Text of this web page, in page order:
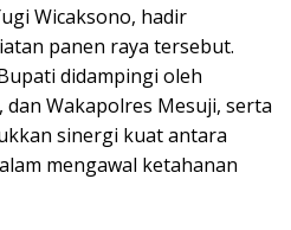
Wicaksono, hadir
panen raya tersebut.
didampingi oleh
Wakapolres Mesuji, serta
sinergi kuat antara
mengawal ketahanan